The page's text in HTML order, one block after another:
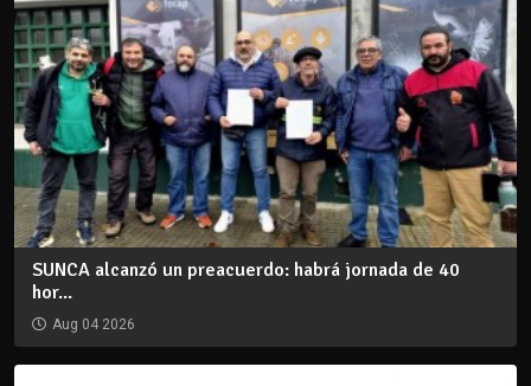
SUNCA alcanzó un preacuerdo: habrá jornada de 40
hor...
Aug 04 2026